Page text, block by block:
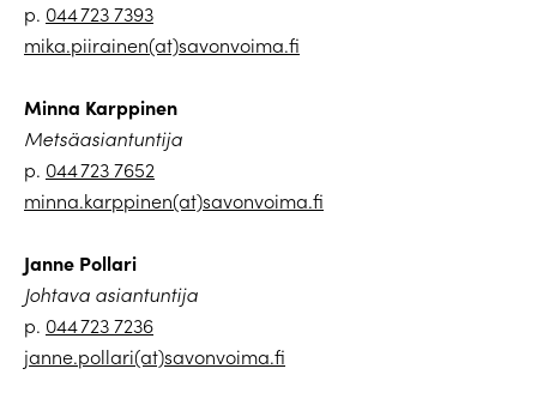
p. 044 723 7393
mika.piirainen(at)savonvoima.fi
Minna Karppinen
Metsäasiantuntija
p. 044 723 7652
minna.karppinen(at)savonvoima.fi
Janne Pollari
Johtava asiantuntija
p. 044 723 7236
janne.pollari(at)savonvoima.fi